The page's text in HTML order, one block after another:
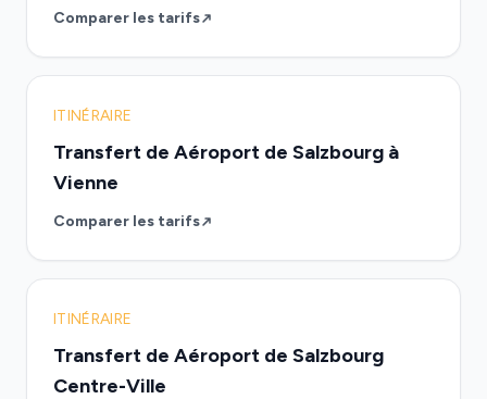
Comparer les tarifs
ITINÉRAIRE
Transfert de Aéroport de Salzbourg à
Vienne
Comparer les tarifs
ITINÉRAIRE
Transfert de Aéroport de Salzbourg
Centre-Ville